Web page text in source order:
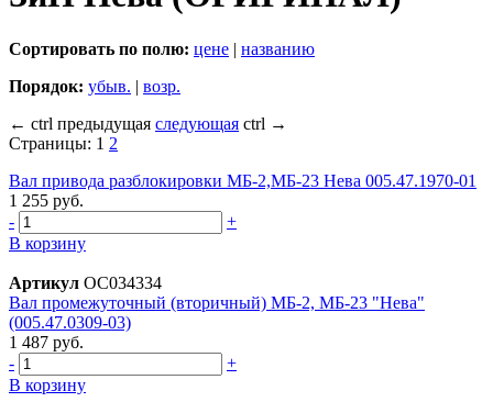
Сортировать по полю: цене | названию
Порядок: убыв. | возр.
← ctrl предыдущая следующая ctrl →
Страницы: 1 2
Вал привода разблокировки МБ-2,МБ-23 Нева 005.47.1970-01
1 255 руб.
-
+
В корзину
Артикул ОС034334
Вал промежуточный (вторичный) МБ-2, МБ-23 "Нева"
(005.47.0309-03)
1 487 руб.
-
+
В корзину